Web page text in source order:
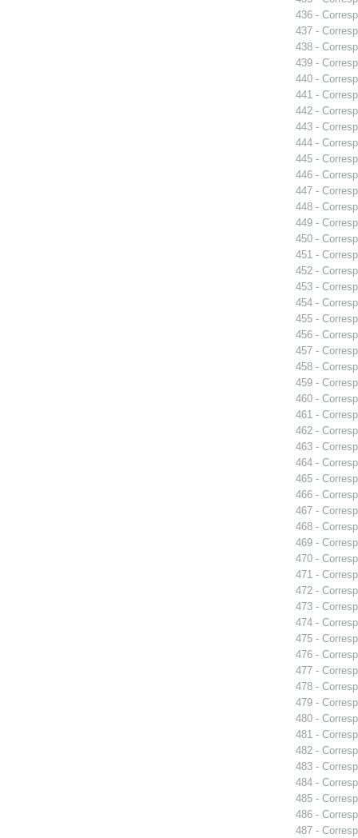
436 -
437 -
438 -
439 -
440 -
441 -
442 -
443 -
444 -
445 -
446 -
447 -
448 -
449 -
450 -
451 -
452 -
453 -
454 -
455 -
456 -
457 -
458 -
459 -
460 -
461 -
462 -
463 -
464 -
465 -
466 -
467 -
468 -
469 -
470 -
471 -
472 -
473 -
474 -
475 -
476 -
477 -
478 -
479 -
480 -
481 -
482 -
483 -
484 -
485 -
486 -
487 -